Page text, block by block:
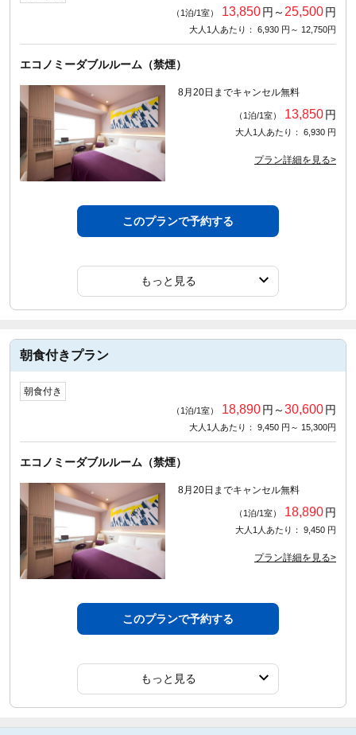
（1泊/1室） 13,850円～ 25,500円
大人1人あたり： 6,930 円～ 12,750円
エコノミーダブルルーム（禁煙）
8月20日までキャンセル無料
（1泊/1室） 13,850円
大人1人あたり： 6,930 円
プラン詳細を見る>
このプランで予約する
もっと見る
朝食付きプラン
朝食付き
（1泊/1室） 18,890円～30,600円
大人1人あたり： 9,450 円～ 15,300円
エコノミーダブルルーム（禁煙）
8月20日までキャンセル無料
（1泊/1室） 18,890円
大人1人あたり： 9,450 円
プラン詳細を見る>
このプランで予約する
もっと見る